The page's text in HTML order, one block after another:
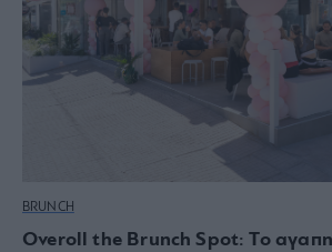
BRUNCH
Overoll the Brunch Spot: Το